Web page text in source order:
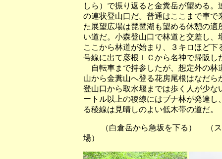
しら）で振り返ると金糞岳が望める
の連状登山口だ。普通はここまで車
た展望広場は琵琶湖も望める休憩の
い道だ。小森登山口で林道と交差し
ここから林道が始まり、３キロほど
号線に出て彦根ＩＣから名神で帰阪し
自転車まで持参したが、想定外の林
山から金糞山へ登る花房尾根はなだ
登山口から取水堰までは歩く人が少
ートル以上の稜線にはブナ林が発達
る稜線は見晴しのよい低木帯の道だ。
（白倉岳から急坂を下る） （ス
場）